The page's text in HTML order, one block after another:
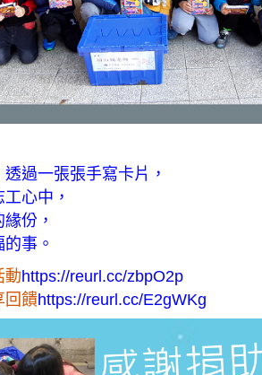
過一張張手寫卡片，
心中，
份，
事。
動https://reurl.cc/zbpO2p
回饋https://reurl.cc/E2gWKg